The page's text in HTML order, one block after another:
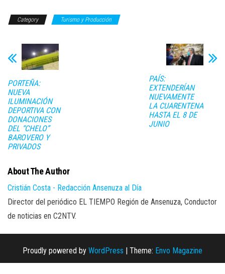
Category Turismo y Producción
PORTEÑA:
NUEVA
ILUMINACIÓN
DEPORTIVA CON
DONACIONES
DEL “CHELO”
BAROVERO Y
PRIVADOS
PAÍS:
EXTENDERÍAN
NUEVAMENTE
LA CUARENTENA
HASTA EL 8 DE
JUNIO
About The Author
Cristián Costa - Redacción Ansenuza al Día
Director del periódico EL TIEMPO Región de Ansenuza, Conductor
de noticias en C2NTV.
Proudly powered by WordPress | Theme: Envo Magazine